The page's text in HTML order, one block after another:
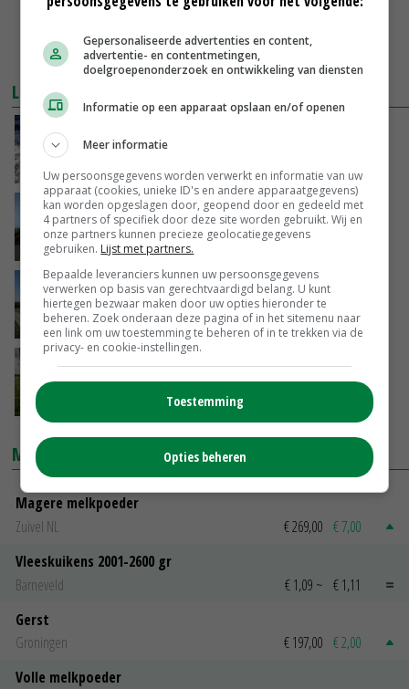
LEES OOK
waterwinningsproject
Aardwarmteprojecten niet in
waterwingebieden
20-03-2019
Drentse waterwinningsboer moet in
beweging komen
09-03-2019
Boerenwerkgroep beoordeelt schade
waterwinning Wierden
MARKTPRIJZEN
Magere melkpoeder
Zuivel NL
€ 269,00 € 7,00
Vleeskuikens 2001-2600 gr
Barneveld
€ 1,09 ~ € 1,11
Gerst
Groningen
€ 197,00 € 2,00
Volle melkpoeder
Gepersonaliseerde advertenties en content,
advertentie- en contentmetingen,
doelgroepenonderzoek en ontwikkeling van diensten
Informatie op een apparaat opslaan en/of openen
Meer informatie
Uw persoonsgegevens worden verwerkt en informatie van uw
apparaat (cookies, unieke ID's en andere apparaatgegevens)
kan worden opgeslagen door, geopend door en gedeeld met
4 partners of specifiek door deze site worden gebruikt. Wij en
onze partners kunnen precieze geolocatiegegevens
gebruiken. Lijst met partners.
Bepaalde leveranciers kunnen uw persoonsgegevens
verwerken op basis van gerechtvaardigd belang. U kunt
hiertegen bezwaar maken door uw opties hieronder te
beheren. Zoek onderaan deze pagina of in het sitemenu naar
een link om uw toestemming te beheren of in te trekken via de
privacy- en cookie-instellingen.
Toestemming
Opties beheren